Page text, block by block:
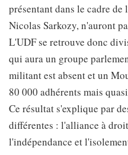
présentant dans le cadre
Nicolas Sarkozy, n'auront
L'UDF se retrouve donc
qui aura un groupe
militant est absent et un
80 000 adhérents mais
Ce résultat s'explique par
différentes : l'alliance à
l'indépendance et